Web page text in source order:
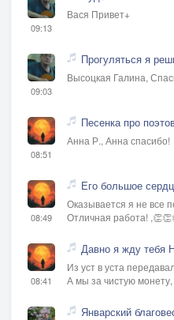
09:13
Вася Привет+
09:03
Прогуляться я
Высоцкая Галина,
08:51
Песенка про
Анна Р., Анна спасибо!
08:49
Его большое
Оказывается я не все
Отличная работа!
08:41
Давно я жду тебя
Из уст в уста
А мы за чистую
Январский